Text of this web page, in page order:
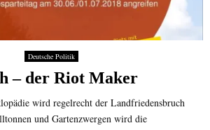
Deutsche Politik
– der Riot Maker
wird regelrecht der Landfriedensbruch
und Gartenzwergen wird die